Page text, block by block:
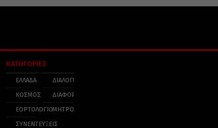
ΚΑΤΗΓΟΡΙΕΣ
ΕΛΛΑΔΑ
ΚΟΣΜΟΣ
ΕΟΡΤΟΛΟΓΙΟ
ΣΥΝΕΝΤΕΥΞΕΙΣ
ΔΙΑΛΟΓΟΣ
ΔΙΑΦΟΡΑ
ΜΗΤΡΟΠΟΛΕΙΣ